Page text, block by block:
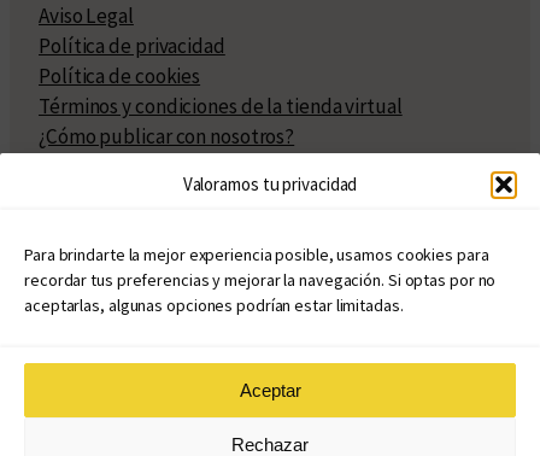
Valoramos tu privacidad
Para brindarte la mejor experiencia posible, usamos cookies para
recordar tus preferencias y mejorar la navegación. Si optas por no
aceptarlas, algunas opciones podrían estar limitadas.
Aceptar
Rechazar
Aviso Legal
Política de privacidad
Política de cookies
Términos y condiciones de la tienda virtual
¿Cómo publicar con nosotros?
Políticas de publicación
Políticas de coedición
Atribuciones